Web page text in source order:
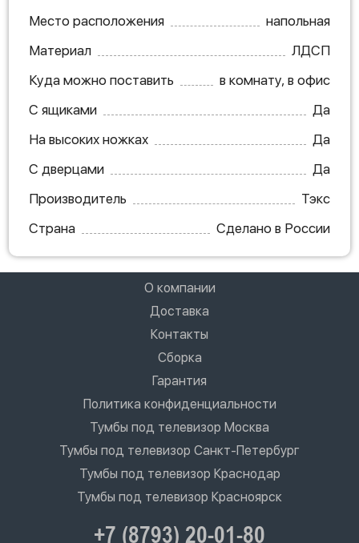
Место расположения
напольная
Материал
ЛДСП
Куда можно поставить
в комнату, в офис
С ящиками
Да
На высоких ножках
Да
С дверцами
Да
Производитель
Тэкс
Страна
Сделано в России
О компании
Доставка
Контакты
Сборка
Гарантия
Политика конфиденциальности
Тумбы под телевизор Москва
Тумбы под телевизор Санкт-Петербург
Тумбы под телевизор Краснодар
Тумбы под телевизор Красноярск
+7 (8793) 20-01-80